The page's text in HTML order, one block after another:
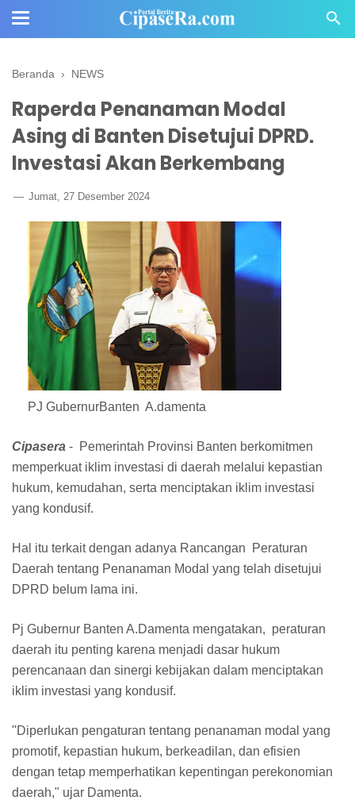
Beranda › NEWS
Raperda Penanaman Modal
Asing di Banten Disetujui DPRD.
Investasi Akan Berkembang
Jumat, 27 Desember 2024
PJ GubernurBanten A.damenta
Cipasera - Pemerintah Provinsi Banten berkomitmen
memperkuat iklim investasi di daerah melalui kepastian
hukum, kemudahan, serta menciptakan iklim investasi
yang kondusif.
Hal itu terkait dengan adanya Rancangan Peraturan
Daerah tentang Penanaman Modal yang telah disetujui
DPRD belum lama ini.
Pj Gubernur Banten A.Damenta mengatakan, peraturan
daerah itu penting karena menjadi dasar hukum
perencanaan dan sinergi kebijakan dalam menciptakan
iklim investasi yang kondusif.
"Diperlukan pengaturan tentang penanaman modal yang
promotif, kepastian hukum, berkeadilan, dan efisien
dengan tetap memperhatikan kepentingan perekonomian
daerah," ujar Damenta.